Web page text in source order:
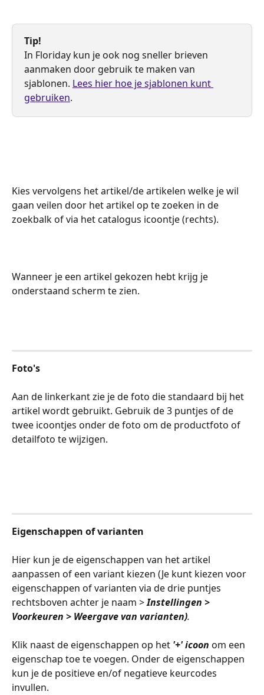
Tip!
​In Floriday kun je ook nog sneller brieven
aanmaken door gebruik te maken van
sjablonen. Lees hier hoe je sjablonen kunt
gebruiken.
Kies vervolgens het artikel/de artikelen welke je wil
gaan veilen door het artikel op te zoeken in de
zoekbalk of via het catalogus icoontje (rechts).
Wanneer je een artikel gekozen hebt krijg je
onderstaand scherm te zien.
Foto's
Aan de linkerkant zie je de foto die standaard bij het
artikel wordt gebruikt. Gebruik de 3 puntjes of de
twee icoontjes onder de foto om de productfoto of
detailfoto te wijzigen.
Eigenschappen of varianten
Hier kun je de eigenschappen van het artikel
aanpassen of een variant kiezen (Je kunt kiezen voor
eigenschappen of varianten via de drie puntjes
rechtsboven achter je naam > Instellingen >
Voorkeuren > Weergave van varianten).
Klik naast de eigenschappen op het '+' icoon om een
eigenschap toe te voegen. Onder de eigenschappen
kun je de positieve en/of negatieve keurcodes
invullen.